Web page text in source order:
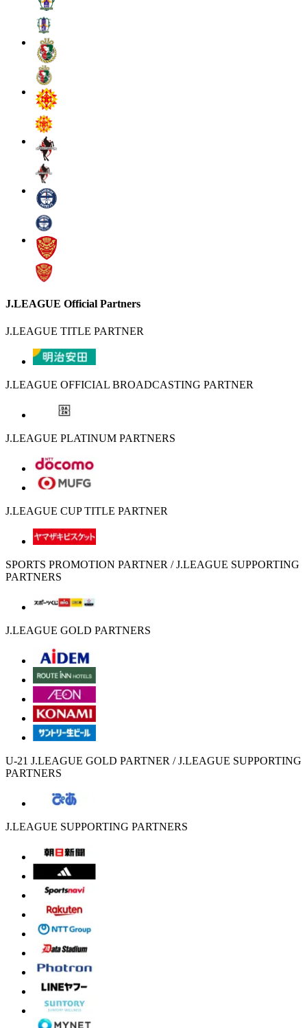
J.LEAGUE Official Partners
J.LEAGUE TITLE PARTNER
J.LEAGUE OFFICIAL BROADCASTING PARTNER
J.LEAGUE PLATINUM PARTNERS
J.LEAGUE CUP TITLE PARTNER
SPORTS PROMOTION PARTNER / J.LEAGUE SUPPORTING
PARTNERS
J.LEAGUE GOLD PARTNERS
U-21 J.LEAGUE GOLD PARTNER / J.LEAGUE SUPPORTING
PARTNERS
J.LEAGUE SUPPORTING PARTNERS